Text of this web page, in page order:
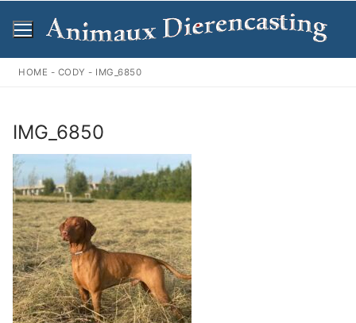
naar
inhoud
HOME - CODY - IMG_6850
IMG_6850